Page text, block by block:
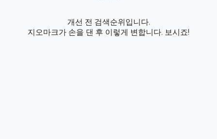
개선 전 검색순위입니다.
지오마크가 손을 댄 후 이렇게 변합니다. 보시죠!